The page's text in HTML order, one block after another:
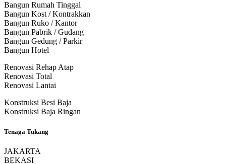
Bangun Rumah Tinggal
Bangun Kost / Kontrakkan
Bangun Ruko / Kantor
Bangun Pabrik / Gudang
Bangun Gedung / Parkir
Bangun Hotel
Renovasi Rehap Atap
Renovasi Total
Renovasi Lantai
Konstruksi Besi Baja
Konstruksi Baja Ringan
Tenaga Tukang
JAKARTA
BEKASI